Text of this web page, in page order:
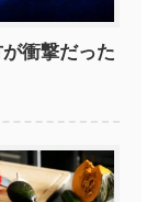
衝撃だった